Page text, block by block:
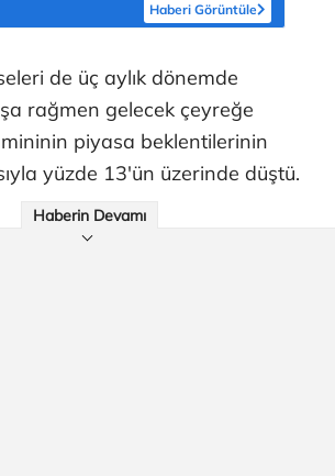
Haberi Görüntüle
de üç aylık dönemde
rağmen gelecek çeyreğe
piyasa beklentilerinin
yüzde 13'ün üzerinde düştü.
Haberin Devamı